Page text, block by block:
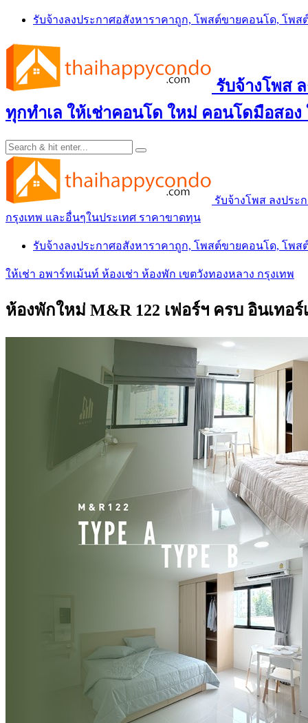
Skip
content
รับจ้างลงประกาศอสังหาราคาถูก, โพสต์ขายคอนโด, โพ
รับจ้างโพส
ทุกทำเล ให้เช่าคอนโด ใหม่ คอนโดมือสอ
รับจ้างโพส ลงปร
กรุงเทพ และอื่นๆในประเทศ ราคาขาดทุน
รับจ้างลงประกาศอสังหาราคาถูก, โพสต์ขายคอนโด, โพ
ให้เช่า อพาร์ทเม้นท์ ห้องเช่า ห้องพัก เขตวังทองหลาง กรุงเทพ
ห้องพักใหม่ M&R 122 เฟอร์ฯ ครบ อินเทอ